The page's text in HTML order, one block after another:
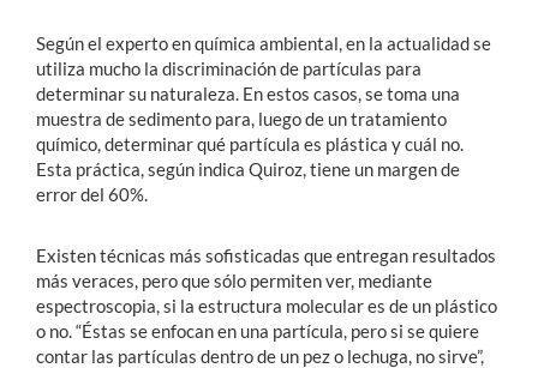
Según el experto en química ambiental, en la actualidad se
utiliza mucho la discriminación de partículas para
determinar su naturaleza. En estos casos, se toma una
muestra de sedimento para, luego de un tratamiento
químico, determinar qué partícula es plástica y cuál no.
Esta práctica, según indica Quiroz, tiene un margen de
error del 60%.
Existen técnicas más sofisticadas que entregan resultados
más veraces, pero que sólo permiten ver, mediante
espectroscopia, si la estructura molecular es de un plástico
o no. “Éstas se enfocan en una partícula, pero si se quiere
contar las partículas dentro de un pez o lechuga, no sirve”,